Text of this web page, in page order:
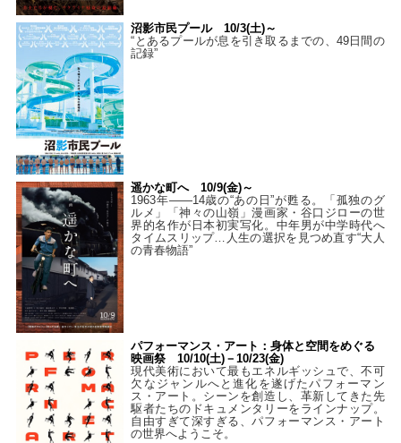
沼影市民プール 10/3(土)～
“とあるプールが息を引き取るまでの、49日間の
記録”
遥かな町へ 10/9(金)～
1963年――14歳の“あの日”が甦る。「孤独のグ
ルメ」「神々の山嶺」漫画家・谷口ジローの世
界的名作が日本初実写化。中年男が中学時代へ
タイムスリップ…人生の選択を見つめ直す“大人
の青春物語”
パフォーマンス・アート：身体と空間をめぐる
映画祭 10/10(土)－10/23(金)
現代美術において最もエネルギッシュで、不可
欠なジャンルへと進化を遂げたパフォーマン
ス・アート。シーンを創造し、革新してきた先
駆者たちのドキュメンタリーをラインナップ。
自由すぎて深すぎる、パフォーマンス・アート
の世界へようこそ。